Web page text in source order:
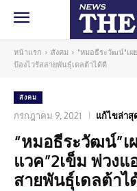
หน้าแรก สังคม
"หมอธีระวัฒน์"เผ
ป้องไวรัสสายพันธุ์เดลต้าได้ดี
สังคม
กรกฎาคม 9, 2021 แก้ไขล่าสุ
“หมอธีระวัฒน์”เ
แวค”2เข็ม พ่วงแ
สายพันธุ์เดลต้าไ